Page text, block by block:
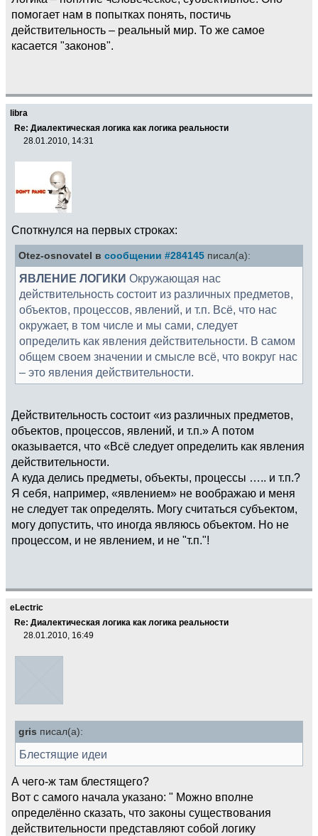
помогает нам в попытках понять, постичь
действительность – реальный мир. То же самое
касается "законов".
libra
Re: Диалектическая логика как логика реальности
28.01.2010, 14:31
Споткнулся на первых строках:
Otez-osnovatel в сообщении #284145 писал(а):
ЯВЛЕНИЕ ЛОГИКИ Окружающая нас
действительность состоит из различных предметов,
объектов, процессов, явлений, и т.п. Всё, что нас
окружает, в том числе и мы сами, следует
определить как явления действительности. В самом
общем своем значении и смысле всё, что вокруг нас
– это явления действительности.
Действительность состоит «из различных предметов,
объектов, процессов, явлений, и т.п.» А потом
оказывается, что «Всё следует определить как явления
действительности.
А куда делись предметы, объекты, процессы ….. и т.п.?
Я себя, например, «явлением» не воображаю и меня
не следует так определять. Могу считаться субъектом,
могу допустить, что иногда являюсь объектом. Но не
процессом, и не явлением, и не "т.п."!
eLectric
Re: Диалектическая логика как логика реальности
28.01.2010, 16:49
gris писал(а):
Блестящие идеи
А чего-ж там блестящего?
Вот с самого начала указано: " Можно вполне
определённо сказать, что законы существования
действительности представляют собой логику